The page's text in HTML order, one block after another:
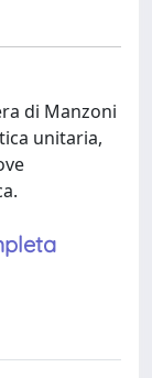
di Manzoni
unitaria,